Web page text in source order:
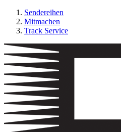
Sendereihen
Mitmachen
Track Service